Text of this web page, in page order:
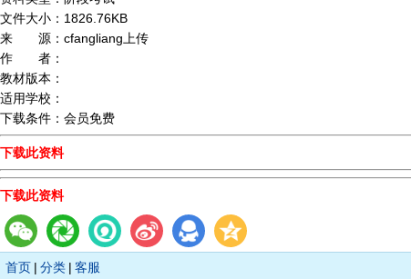
文件大小： 1826.76KB
来 源： cfangliang上传
作 者：
教材版本：
适用学校：
下载条件： 会员免费
下载此资料
下载此资料
首页 | 分类 | 客服